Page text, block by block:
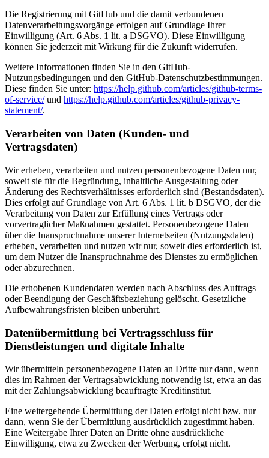
Die Registrierung mit GitHub und die damit verbundenen
Datenverarbeitungsvorgänge erfolgen auf Grundlage Ihrer
Einwilligung (Art. 6 Abs. 1 lit. a DSGVO). Diese Einwilligung
können Sie jederzeit mit Wirkung für die Zukunft widerrufen.
Weitere Informationen finden Sie in den GitHub-
Nutzungsbedingungen und den GitHub-Datenschutzbestimmungen.
Diese finden Sie unter: https://help.github.com/articles/github-terms-
of-service/und https://help.github.com/articles/github-privacy-
statement/.
Verarbeiten von Daten (Kunden- und
Vertragsdaten)
Wir erheben, verarbeiten und nutzen personenbezogene Daten nur,
soweit sie für die Begründung, inhaltliche Ausgestaltung oder
Änderung des Rechtsverhältnisses erforderlich sind (Bestandsdaten).
Dies erfolgt auf Grundlage von Art. 6 Abs. 1 lit. b DSGVO, der die
Verarbeitung von Daten zur Erfüllung eines Vertrags oder
vorvertraglicher Maßnahmen gestattet. Personenbezogene Daten
über die Inanspruchnahme unserer Internetseiten (Nutzungsdaten)
erheben, verarbeiten und nutzen wir nur, soweit dies erforderlich ist,
um dem Nutzer die Inanspruchnahme des Dienstes zu ermöglichen
oder abzurechnen.
Die erhobenen Kundendaten werden nach Abschluss des Auftrags
oder Beendigung der Geschäftsbeziehung gelöscht. Gesetzliche
Aufbewahrungsfristen bleiben unberührt.
Datenübermittlung bei Vertragsschluss für
Dienstleistungen und digitale Inhalte
Wir übermitteln personenbezogene Daten an Dritte nur dann, wenn
dies im Rahmen der Vertragsabwicklung notwendig ist, etwa an das
mit der Zahlungsabwicklung beauftragte Kreditinstitut.
Eine weitergehende Übermittlung der Daten erfolgt nicht bzw. nur
dann, wenn Sie der Übermittlung ausdrücklich zugestimmt haben.
Eine Weitergabe Ihrer Daten an Dritte ohne ausdrückliche
Einwilligung, etwa zu Zwecken der Werbung, erfolgt nicht.